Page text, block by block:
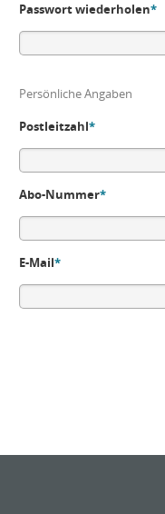
Passwort wiederholen*
Persönliche Angaben
Postleitzahl*
Abo-Nummer*
E-Mail*